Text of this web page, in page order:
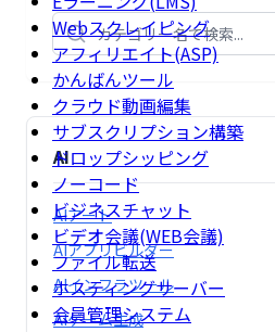
Webスクレイピング
アフィリエイト(ASP)
かんばんツール
クラウド動画編集
サブスクリプション構築
ドロップシッピング
ノーコード
ビジネスチャット
ビデオ会議(WEB会議)
ファイル転送
ホスティングサーバー
会員管理システム
AI
AIアート
AIアプリビルダー
AIインフラツール
AIゲーム生成